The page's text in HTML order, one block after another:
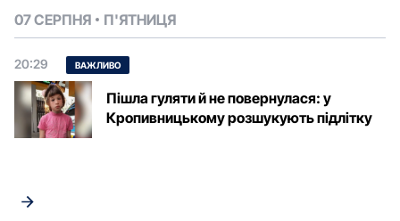
07 СЕРПНЯ П'ЯТНИЦЯ
20:29 ВАЖЛИВО
Пішла гуляти й не повернулася: у
Кропивницькому розшукують підлітку